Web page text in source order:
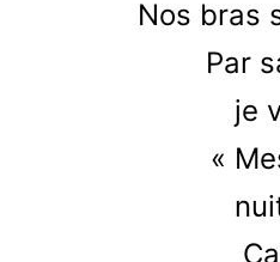
Nos bras
Par
je
«